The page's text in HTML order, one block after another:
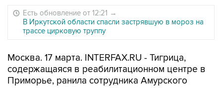
Есть обновление от 12:21 →
В Иркутской области спасли застрявшую в мороз на
трассе цирковую труппу
Москва. 17 марта. INTERFAX.RU - Тигрица,
содержащаяся в реабилитационном центре в
Приморье, ранила сотрудника Амурского